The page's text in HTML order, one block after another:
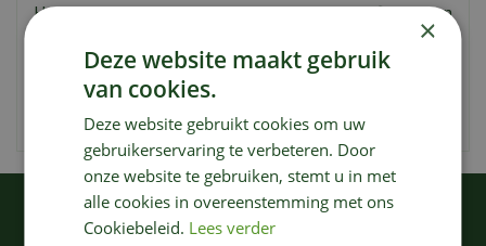
Het was het Japanse gevoel voor verfijning en
imperfecte perfectie die topchef Sergio Herman wist te
inspireren tot het gloednieuwe Inku-servies. Een servies
met duidelijke verwijzingen naar schelpvormen, naar
bloesems en de abstracte structuren van de natuur.
KIJK OOK EENS NAAR:
×
Deze website maakt gebruik
van cookies.
Deze website gebruikt cookies om uw
gebruikerservaring te verbeteren. Door
onze website te gebruiken, stemt u in met
alle cookies in overeenstemming met ons
Cookiebeleid. Lees verder